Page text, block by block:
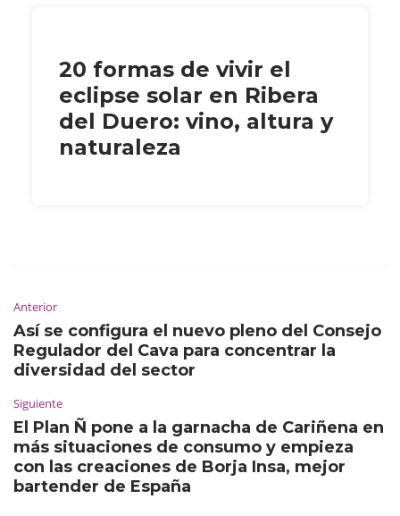
20 formas de vivir el
eclipse solar en Ribera
del Duero: vino, altura y
naturaleza
Anterior
Así se configura el nuevo pleno del Consejo
Regulador del Cava para concentrar la
diversidad del sector
Siguiente
El Plan Ñ pone a la garnacha de Cariñena en
más situaciones de consumo y empieza
con las creaciones de Borja Insa, mejor
bartender de España